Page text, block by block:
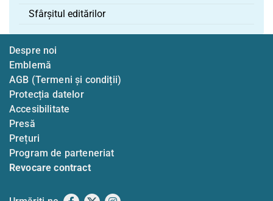
Sfârșitul editărilor
Despre noi
Emblemă
AGB (Termeni și condiții)
Protecția datelor
Accesibilitate
Presă
Prețuri
Program de parteneriat
Revocare contract